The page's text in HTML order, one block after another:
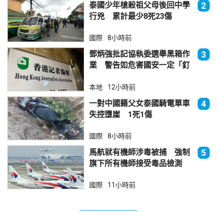
泰國少年槍殺祖父母後回中學
行兇 累計最少8死23傷
2
國際 8小時前
鄧炳強批記協執委選舉黑箱作
業 警告如危害國安一定「釘
3
本地 12小時前
一對中國籍父女泰國騎電單車
失控墮崖 1死1傷
4
國際 8小時前
馬航就有機師涉毒被捕 強制
旗下所有機師接受毒品檢測
5
國際 11小時前